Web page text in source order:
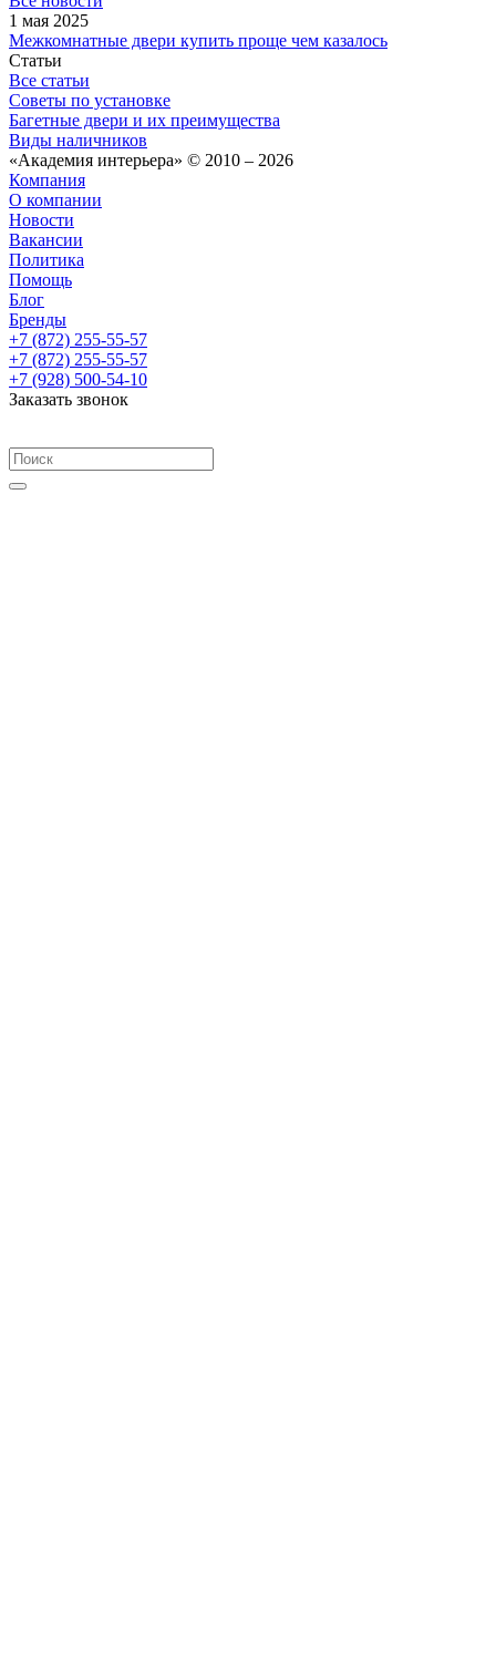
1 мая 2025
Межкомнатные двери купить проще чем казалось
Статьи
Все статьи
Советы по установке
Багетные двери и их преимущества
Виды наличников
«Академия интерьера» © 2010 – 2026
Компания
О компании
Новости
Вакансии
Политика
Помощь
Блог
Бренды
+7 (872) 255-55-57
+7 (872) 255-55-57
+7 (928) 500-54-10
Заказать звонок